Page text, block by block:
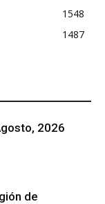
1548
1487
2026
de